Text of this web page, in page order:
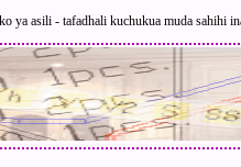
ya asili - tafadhali kuchukua muda sahihi